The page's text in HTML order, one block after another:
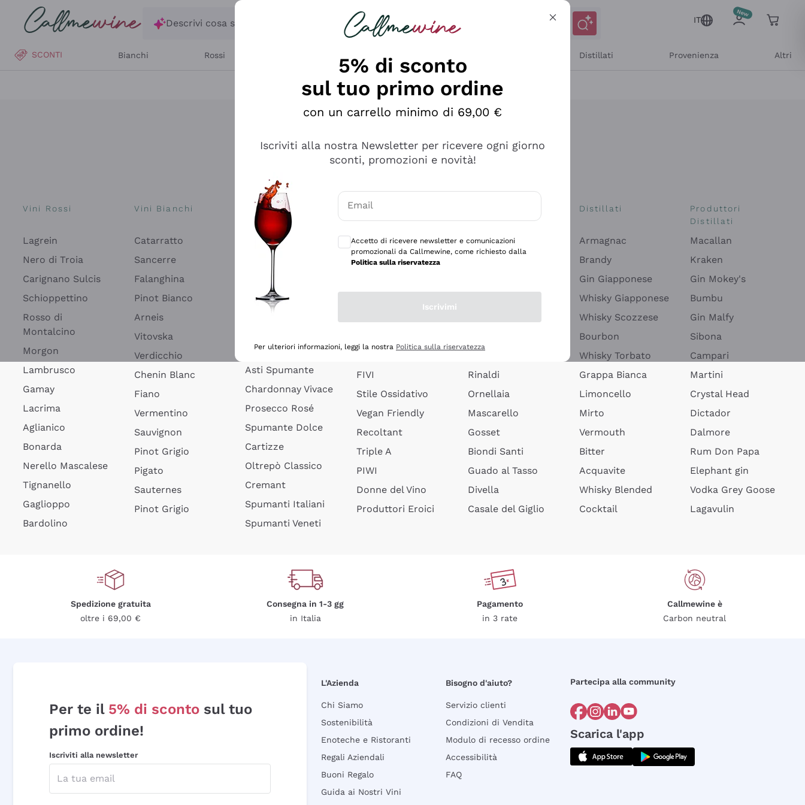
Salta al contenuto principale
Descrivi cosa stai cercando
IT
SCONTI Bianchi Rossi Distillati Provenienza Altri
Esplora il catalogo
Vini Rossi
Lagrein
Nero di Troia
Carignano Sulcis
Schioppettino
Rosso di
Montalcino
Morgon
Lambrusco
Gamay
Lacrima
Aglianico
Bonarda
Nerello Mascalese
Tignanello
Gaglioppo
Bardolino
Vini Bianchi
Catarratto
Sancerre
Falanghina
Pinot Bianco
Arneis
Vitovska
Verdicchio
Chenin Blanc
Fiano
Vermentino
Sauvignon
Pinot Grigio
Pigato
Sauternes
Pinot Grigio
Spumanti
Prosecco Col
Fondo
Blanquette Limoux
Spumanti Pinot
Spumanti Ribolla
Lambrusco Vivace
Asti Spumante
Chardonnay Vivace
Prosecco Rosé
Spumante Dolce
Cartizze
Oltrepò Classico
Cremant
Spumanti Italiani
Spumanti Veneti
Filosofie
Vini del Vignaiolo
Orange Wine
FIVI
Stile Ossidativo
Vegan Friendly
Recoltant
Triple A
PIWI
Donne del Vino
Produttori Eroici
Sedilesu
Rinaldi
Ornellaia
Mascarello
Gosset
Biondi Santi
Guado al Tasso
Divella
Casale del Giglio
Distillati
Armagnac
Brandy
Gin Giapponese
Whisky Giapponese
Whisky Scozzese
Bourbon
Whisky Torbato
Grappa Bianca
Limoncello
Mirto
Vermouth
Bitter
Acquavite
Whisky Blended
Cocktail
Produttori
Distillati
Macallan
Kraken
Gin Mokey's
Bumbu
Gin Malfy
Sibona
Campari
Martini
Crystal Head
Dictador
Dalmore
Rum Don Papa
Elephant gin
Vodka Grey Goose
Lagavulin
Spedizione gratuita
oltre i 69,00 €
Consegna in 1-3 gg
in Italia
Pagamento
in 3 rate
Callmewine è
Carbon neutral
Per te il 5% di sconto sul tuo
primo ordine!
Iscriviti alla newsletter
L'Azienda
Chi Siamo
Sostenibilità
Enoteche e Ristoranti
Regali Aziendali
Buoni Regalo
Guida ai Nostri Vini
Bisogno d'aiuto?
Servizio clienti
Condizioni di Vendita
Modulo di recesso ordine
Accessibilità
FAQ
Partecipa alla community
Scarica l'app
5% di sconto
sul tuo primo ordine
con un carrello minimo di 69,00 €
Iscriviti alla nostra Newsletter per ricevere ogni giorno
sconti, promozioni e novità!
Email
Accetto di ricevere newsletter e comunicazioni
promozionali da Callmewine, come richiesto dalla
Politica sulla riservatezza
Iscrivimi
Per ulteriori informazioni, leggi la nostra Politica sulla riservatezza